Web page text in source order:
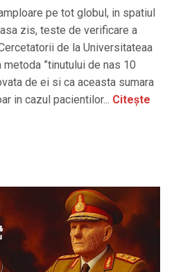
pe tot globul, in spatiul
zis, teste de verificare a
de la Universitateaa
”tinutului de nas 10
de ei si ca aceasta sumara
in cazul pacientilor... Citește